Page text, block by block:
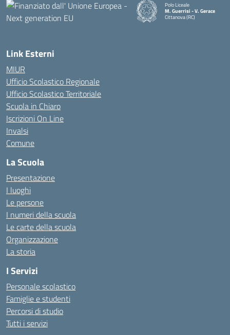
Polo Liceale
M. Guerrisi - V. Gerace
Cittanova (RC)
Link Esterni
MIUR
Ufficio Scolastico Regionale
Ufficio Scolastico Territoriale
Scuola in Chiaro
Iscrizioni On Line
Invalsi
Comune
La Scuola
Presentazione
I luoghi
Le persone
I numeri della scuola
Le carte della scuola
Organizzazione
La storia
I Servizi
Personale scolastico
Famiglie e studenti
Percorsi di studio
Tutti i servizi